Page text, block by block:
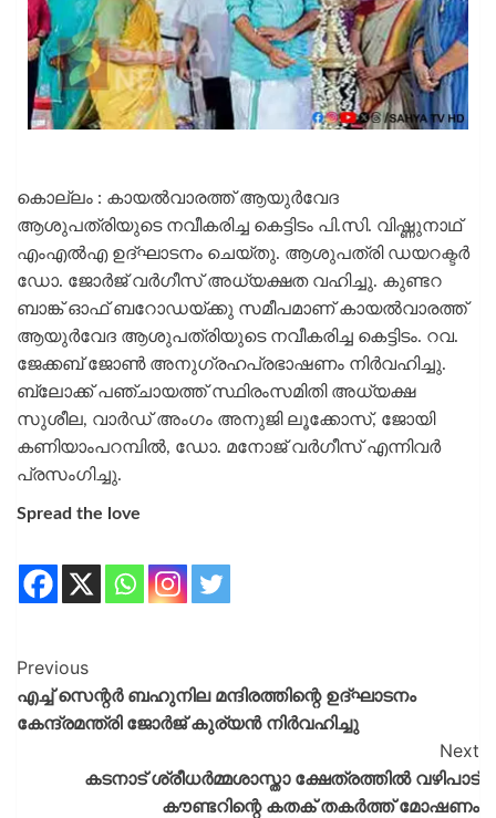
കൊല്ലം : കായൽവാരത്ത് ആയുർവേദ
ആശുപത്രിയുടെ നവീകരിച്ച കെട്ടിടം പി.സി. വിഷ്ണുനാഥ്
എംഎൽഎ ഉദ്ഘാടനം ചെയ്തു. ആശുപത്രി ഡയറക്ടർ
ഡോ. ജോർജ് വർഗീസ് അധ്യക്ഷത വഹിച്ചു. കുണ്ടറ
ബാങ്ക് ഓഫ് ബറോഡയ്ക്കു സമീപമാണ് കായൽവാരത്ത്
ആയുർവേദ ആശുപത്രിയുടെ നവീകരിച്ച കെട്ടിടം. റവ.
ജേക്കബ് ജോൺ അനുഗ്രഹപ്രഭാഷണം നിർവഹിച്ചു.
ബ്ലോക്ക് പഞ്ചായത്ത് സ്ഥിരംസമിതി അധ്യക്ഷ
സുശീല, വാർഡ് അംഗം അനുജി ലൂക്കോസ്, ജോയി
കണിയാംപറമ്പിൽ, ഡോ. മനോജ് വർഗീസ് എന്നിവർ
പ്രസംഗിച്ചു.
Spread the love
Previous
എച്ച് സെന്റർ ബഹുനില മന്ദിരത്തിന്റെ ഉദ്ഘാടനം
കേന്ദ്രമന്ത്രി ജോർജ് കുര്യൻ നിർവഹിച്ചു
Next
കടനാട് ശ്രീധർമ്മശാസ്താ ക്ഷേത്രത്തിൽ വഴിപാട്
കൗണ്ടറിന്റെ കതക് തകർത്ത് മോഷണം